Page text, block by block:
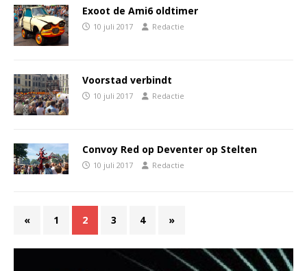
Exoot de Ami6 oldtimer
10 juli 2017 Redactie
Voorstad verbindt
10 juli 2017 Redactie
Convoy Red op Deventer op Stelten
10 juli 2017 Redactie
« 1 2 3 4 »